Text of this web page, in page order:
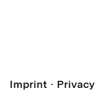
Imprint Privacy